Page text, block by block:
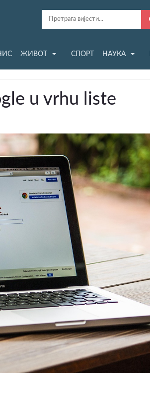
ЖИВОТ СПОРТ НАУКА
u vrhu liste